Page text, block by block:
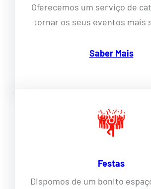
Oferecemos um serviço de
tornar os seus eventos mais
Saber Mais
Festas
Dispomos de um bonito